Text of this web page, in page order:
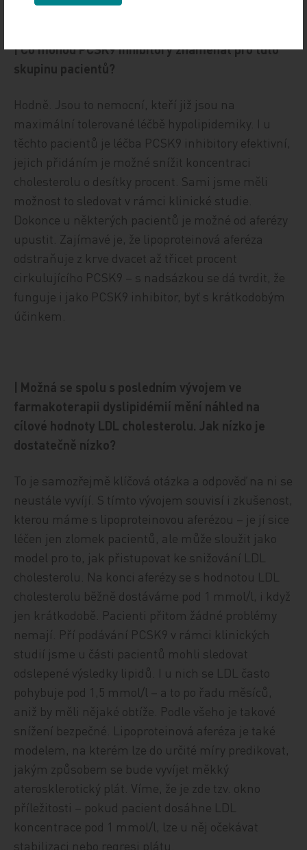
| Co mohou PCSK9 inhibitory znamenat pro tuto
skupinu pacientů?
Hodně. Jsou to nemocní, kteří již jsou na
maximální tolerované léčbě hypolipidemiky. I u
těchto pacientů je léčba PCSK9 inhibitory efektivní,
jejich přidáním je možné snížit koncentraci
cholesterolu o desítky procent. Sami jsme měli
možnost to sledovat v rámci klinické studie.
Dokonce u některých pacientů je možné od aferézy
upustit. Zajímavé je, že lipoproteinová aferéza
odstraňuje z krve dvacet až třicet procent
cirkulujícího PCSK9 – s nadsázkou se dá tvrdit, že
funguje i jako PCSK9 inhibitor, byť s krátkodobým
účinkem.
| Možná se spolu s posledním vývojem ve
farmakoterapii dyslipidémií mění náhled na
cílové hodnoty LDL cholesterolu. Jak nízko je
dostatečně nízko?
To je samozřejmě klíčová otázka a odpověď na ni se
neustále vyvíjí. S tímto vývojem souvisí i zkušenost,
kterou máme s lipoproteinovou aferézou – je jí sice
léčen jen zlomek pacientů, ale může sloužit jako
model pro to, jak přistupovat ke snižování LDL
cholesterolu. Na konci aferézy se s hodnotou LDL
cholesterolu běžně dostáváme pod 1 mmol/l, i když
jen krátkodobě. Pacienti přitom žádné problémy
nemají. Pří podávání PCSK9 v rámci klinických
studií jsme u části pacientů mohli sledovat
odslepené výsledky lipidů. I u nich se LDL často
pohybuje pod 1,5 mmol/l – a to po řadu měsíců,
aniž by měli nějaké obtíže. Podle všeho je takové
snížení bezpečné. Lipoproteinová aferéza je také
modelem, na kterém lze do určité míry predikovat,
jakým způsobem se bude vyvíjet měkký
aterosklerotický plát. Víme, že je zde tzv. okno
příležitosti – pokud pacient dosáhne LDL
koncentrace pod 1 mmol/l, lze u něj očekávat
stabilizaci nebo regresi plátu.